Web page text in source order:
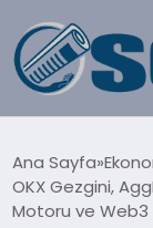
SPOR
Ana Sayfa
OKX Gezgini,
Motoru ve